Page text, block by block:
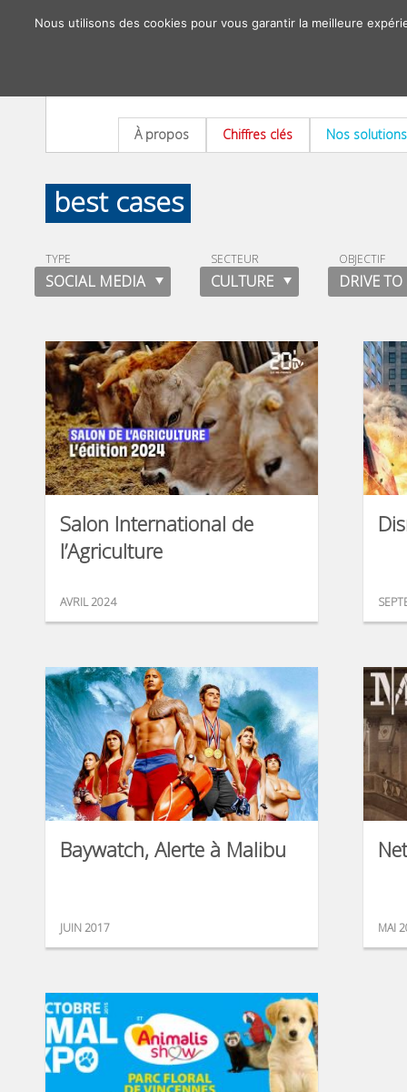
À propos Chiffres clés Nos solutions
best cases
TYPE
SOCIAL MEDIA
SECTEUR
CULTURE
OBJECTIF
DRIVE
Salon International de
l’Agriculture
AVRIL 2024
Baywatch, Alerte à Malibu
JUIN 2017 MAI
Nous utilisons des cookies pour vous garantir la meilleure